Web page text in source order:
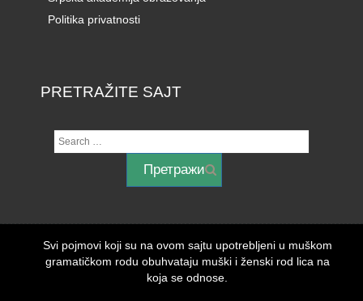
Politika privatnosti
PRETRAŽITE SAJT
Svi pojmovi koji su na ovom sajtu upotrebljeni u muškom
gramatičkom rodu obuhvataju muški i ženski rod lica na
koja se odnose.